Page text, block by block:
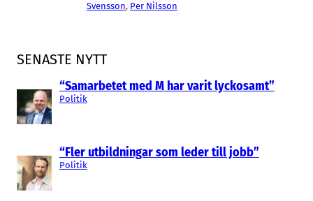
SENASTE NYTT
“Samarbetet med M har varit lyckosamt”
Politik
“Fler utbildningar som leder till jobb”
Politik
Svensson, Per Nilsson